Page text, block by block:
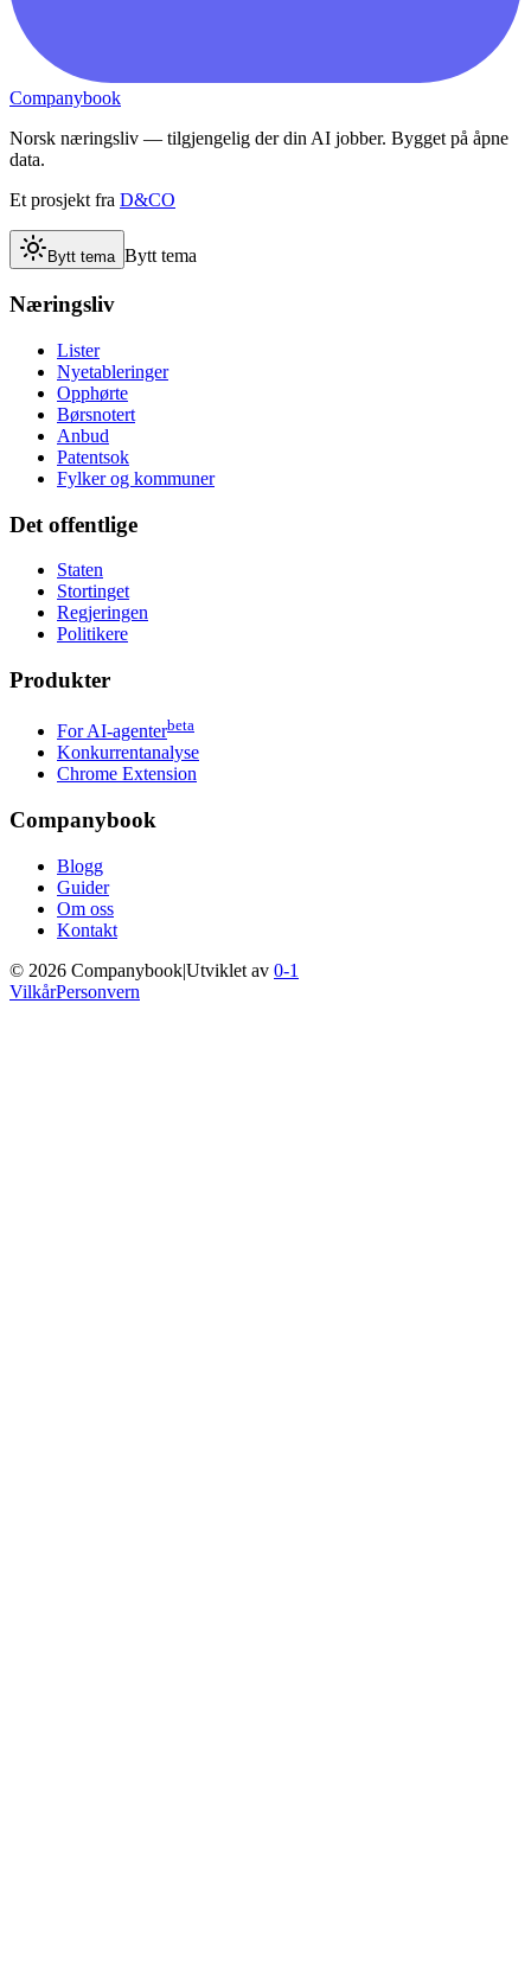
Companybook
Norsk næringsliv — tilgjengelig der din AI jobber. Bygget på åpne
data.
Et prosjekt fra D&CO
Bytt tema Bytt tema
Næringsliv
Lister
Nyetableringer
Opphørte
Børsnotert
Anbud
Patentsok
Fylker og kommuner
Det offentlige
Staten
Stortinget
Regjeringen
Politikere
Produkter
For AI-agenterbeta
Konkurrentanalyse
Chrome Extension
Companybook
Blogg
Guider
Om oss
Kontakt
© 2026 Companybook|Utviklet av 0-1
VilkårPersonvern